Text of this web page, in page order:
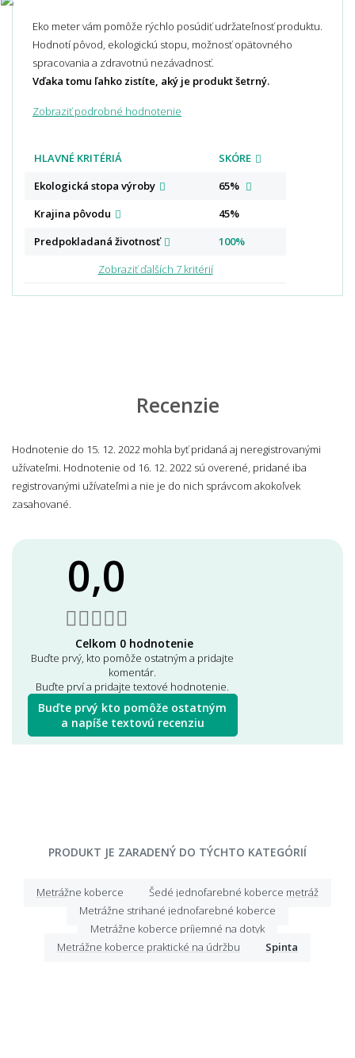
Eko meter vám pomôže rýchlo posúdiť udržateľnosť produktu.
Hodnotí pôvod, ekologickú stopu, možnosť opätovného
spracovania a zdravotnú nezávadnosť.
Vďaka tomu ľahko zistíte, aký je produkt šetrný.
Zobraziť podrobné hodnotenie
HLAVNÉ KRITÉRIÁ
SKÓRE
Ekologická stopa výroby
65%
Krajina pôvodu
45%
Predpokladaná životnosť
100%
Zobraziť ďalších 7 kritérií
Recenzie
Hodnotenie do 15. 12. 2022 mohla byť pridaná aj neregistrovanými
užívateľmi. Hodnotenie od 16. 12. 2022 sú overené, pridané iba
registrovanými užívateľmi a nie je do nich správcom akokoľvek
zasahované.
0,0
Celkom 0 hodnotenie
Buďte prvý, kto pomôže ostatným a pridajte
komentár.
Buďte prví a pridajte textové hodnotenie.
Buďte prvý kto pomôže ostatným
a napíše textovú recenziu
PRODUKT JE ZARADENÝ DO TÝCHTO KATEGÓRIÍ
Metrážne koberce
Šedé jednofarebné koberce metráž
Metrážne strihané jednofarebné koberce
Metrážne koberce príjemné na dotyk
Metrážne koberce praktické na údržbu
Spinta